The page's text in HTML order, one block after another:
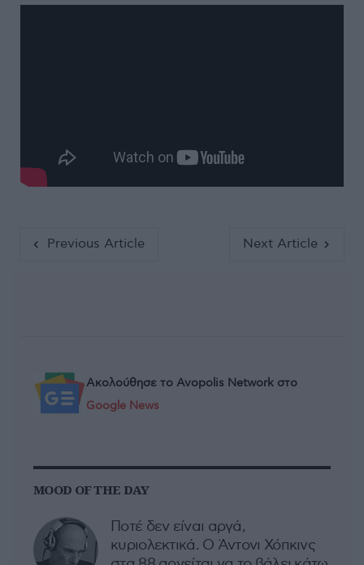
Previous Article Next Article
Ακολούθησε το Avopolis Network στο
Google News
MOOD OF THE DAY
Ποτέ δεν είναι αργά,
κυριολεκτικά. Ο Άντονι Χόπκινς